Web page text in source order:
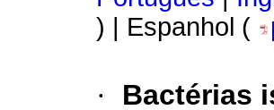
) | Espanhol (
· Bactérias